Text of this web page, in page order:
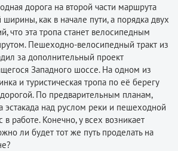
дорога на второй части маршрута
как в начале пути, а порядка двух
что эта тропа станет велосипедным
Пешеходно-велосипедный тракт из
за дополнительный проект
Западного шоссе. На одном из
и туристическая тропа по её берегу
По предварительным планам,
эстакада над руслом реки и пешеходной
в работе. Конечно, у всех возникает
ли будет тот же путь проделать на